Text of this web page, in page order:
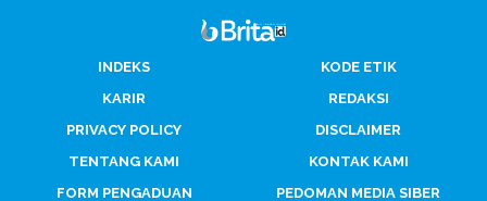
INDEKS
KODE ETIK
KARIR
REDAKSI
PRIVACY POLICY
DISCLAIMER
TENTANG KAMI
KONTAK KAMI
FORM PENGADUAN
PEDOMAN MEDIA SIBER